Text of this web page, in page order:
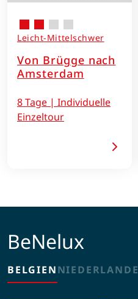
Von Brügge nach
Amsterdam
Leicht-Mittelschwer
8 Tage | Individuelle
Einzeltour
BeNelux
BELGIENNIEDERLANDE